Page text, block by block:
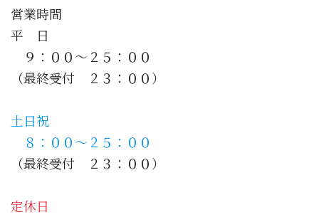
営業時間
平 日
９：００～２５：００
（最終受付 ２３：００）
土日祝
８：００～２５：００
（最終受付 ２３：００）
定休日